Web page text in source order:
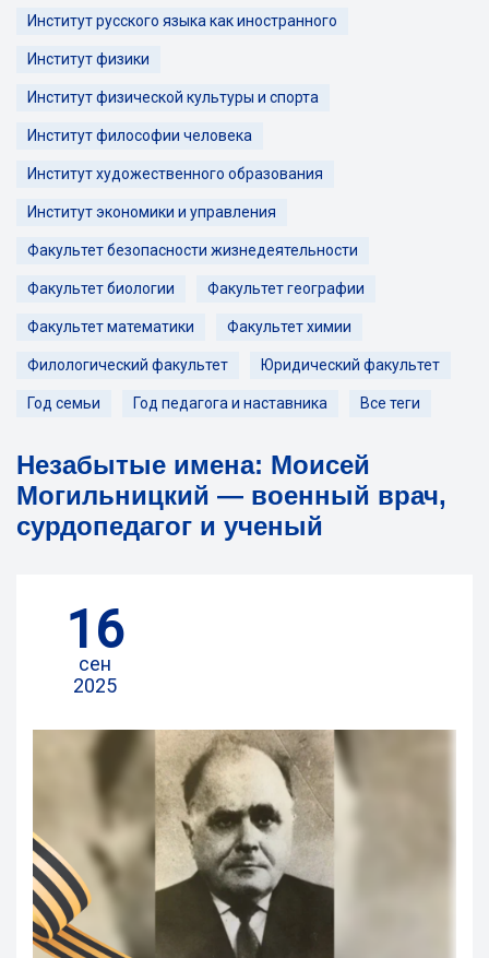
Институт русского языка как иностранного
Институт физики
Институт физической культуры и спорта
Институт философии человека
Институт художественного образования
Институт экономики и управления
Факультет безопасности жизнедеятельности
Факультет биологии Факультет географии
Факультет математики Факультет химии
Филологический факультет Юридический факультет
Год семьи Год педагога и наставника Все теги
Незабытые имена: Моисей
Могильницкий — военный врач,
сурдопедагог и ученый
16
сен
2025